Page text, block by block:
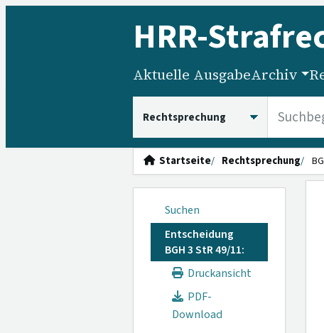
HRR-
Aktuelle AusgabeArchiv
Startseite Rechtsprechung
Suchen
Entscheidung
BGH 3 StR 49/11:
Druckansicht
PDF-
Download